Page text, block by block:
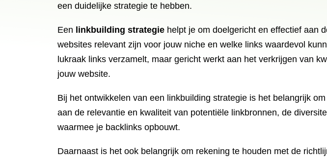
een duidelijke strategie te hebben.
Een linkbuilding strategie helpt je om doelgericht en effectief aan
websites relevant zijn voor jouw niche en welke links waardevol
lukraak links verzamelt, maar gericht werkt aan het verkrijgen van
jouw website.
Bij het ontwikkelen van een linkbuilding strategie is het belangrijk
aan de relevantie en kwaliteit van potentiële linkbronnen, de
waarmee je backlinks opbouwt.
Daarnaast is het ook belangrijk om rekening te houden met de